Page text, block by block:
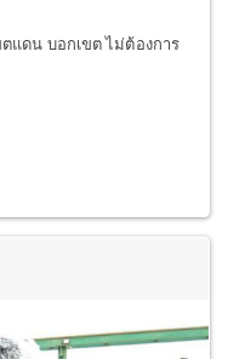
แดน บอกเขต ไม่ต้องการ